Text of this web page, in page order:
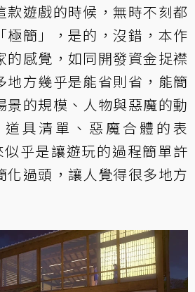
款遊戲的時候，無時不刻都
極簡」，是的，沒錯，本作
的感覺，如同開發資金捉襟
地方幾乎是能省則省，能簡
景的規模、人物與惡魔的動
具清單、惡魔合體的表
乎是讓遊玩的過程簡單許
化過頭，讓人覺得很多地方